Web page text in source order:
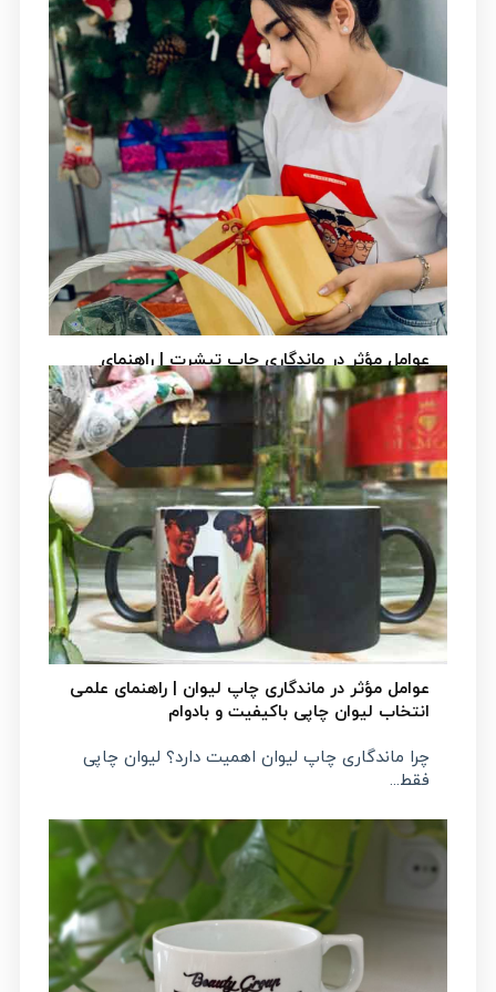
لیوان چاپی بهتر است دستی شسته شود یا با
ماشین ظرفشویی؟ | راهنمای علمی افزایش
ماندگاری چاپ لیوان
چرا نحوه شستشوی لیوان چاپی اهمیت دارد؟ لیوان
عوامل مؤثر در ماندگاری چاپ تیشرت | راهنمای
علمی انتخاب تیشرت چاپی باکیفیت و بادوام
چرا ماندگاری چاپ تیشرت اهمیت دارد؟ تیشرت
چاپی فقط...
عوامل مؤثر در ماندگاری چاپ لیوان | راهنمای علمی
انتخاب لیوان چاپی باکیفیت و بادوام
چرا ماندگاری چاپ لیوان اهمیت دارد؟ لیوان چاپی
فقط...